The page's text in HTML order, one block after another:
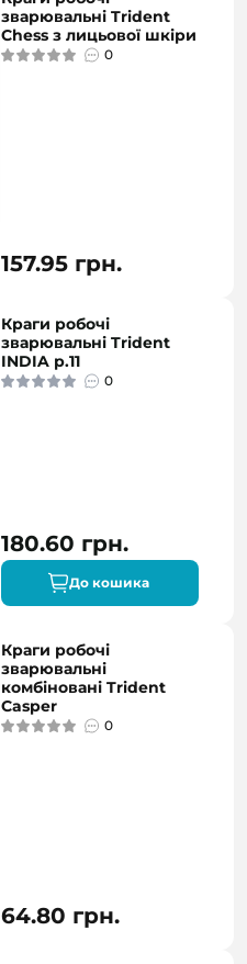
зварювальні Trident
Chess з лицьової шкіри
0
157.95 грн.
Краги робочі
зварювальні Trident
INDIA р.11
0
180.60 грн.
До кошика
Краги робочі
зварювальні
комбіновані Trident
Casper
0
64.80 грн.